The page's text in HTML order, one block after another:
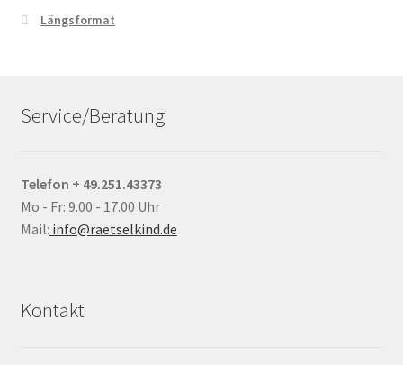
Längsformat
Service/Beratung
Telefon + 49.251.43373
Mo - Fr: 9.00 - 17.00 Uhr
Mail: info@raetselkind.de
Kontakt